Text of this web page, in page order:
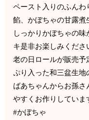
ペースト入りのふんわ
餡、かぼちゃの甘露煮
しっかりかぼちゃの
キ是非お楽しみくだ
老の日ロールが販売
ぷり入った和三盆生地
ばあちゃんからお孫さ
やすくお作りしていま
#かぼちゃ